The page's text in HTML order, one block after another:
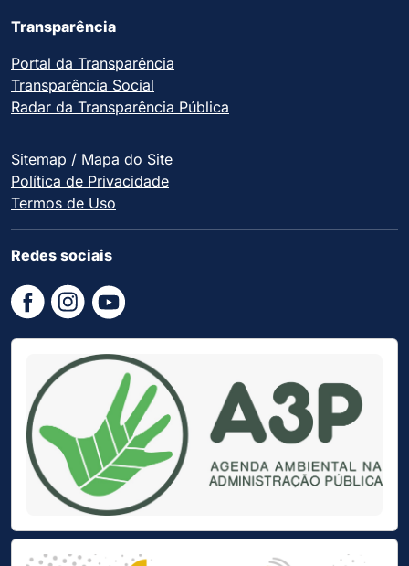
Transparência
Portal da Transparência
Transparência Social
Radar da Transparência Pública
Sitemap / Mapa do Site
Política de Privacidade
Termos de Uso
Redes sociais